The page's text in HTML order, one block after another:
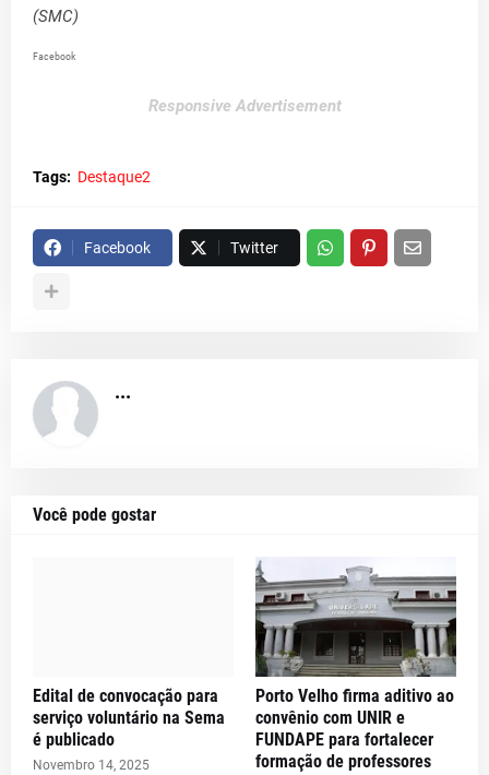
(SMC)
Facebook
Responsive Advertisement
Tags: Destaque2
Facebook Twitter
...
Você pode gostar
Edital de convocação para
serviço voluntário na Sema
é publicado
Novembro 14, 2025
Porto Velho firma aditivo ao
convênio com UNIR e
FUNDAPE para fortalecer
formação de professores